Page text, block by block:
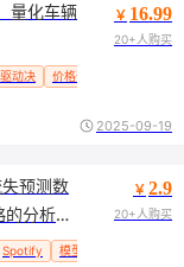
量化车辆
动决 价格预测
￥ 16.99
20+人购买
2025-09-19
预测数
分析基
Spotify 模型预测
￥ 2.9
20+人购买